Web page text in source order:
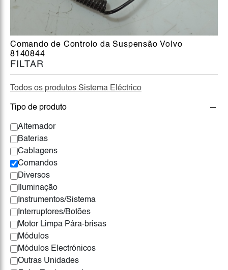
FILTAR
Todos os produtos Sistema Eléctrico
Tipo de produto
Alternador
Baterias
Cablagens
Comandos
Diversos
Iluminação
Instrumentos/Sistema
Interruptores/Botões
Motor Limpa Pára-brisas
Módulos
Módulos Electrónicos
Outras Unidades
Comando de Controlo da Suspensão Volvo
8140844